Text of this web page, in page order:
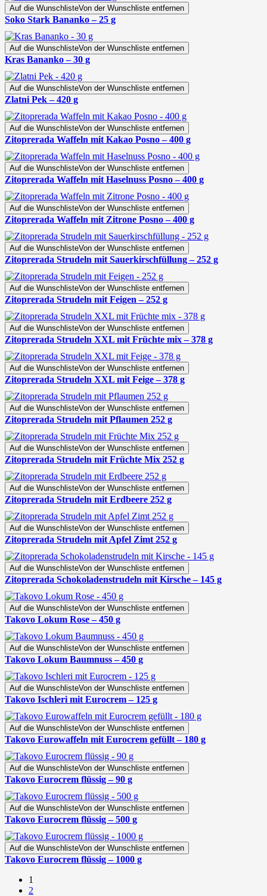
Auf die WunschlisteVon der Wunschliste entfernen
Soko Stark Bananko – 25 g
Auf die WunschlisteVon der Wunschliste entfernen
Kras Bananko – 30 g
Auf die WunschlisteVon der Wunschliste entfernen
Zlatni Pek – 420 g
Auf die WunschlisteVon der Wunschliste entfernen
Zitoprerada Waffeln mit Kakao Posno – 400 g
Auf die WunschlisteVon der Wunschliste entfernen
Zitoprerada Waffeln mit Haselnuss Posno – 400 g
Auf die WunschlisteVon der Wunschliste entfernen
Zitoprerada Waffeln mit Zitrone Posno – 400 g
Auf die WunschlisteVon der Wunschliste entfernen
Zitoprerada Strudeln mit Sauerkirschfüllung – 252 g
Auf die WunschlisteVon der Wunschliste entfernen
Zitoprerada Strudeln mit Feigen – 252 g
Auf die WunschlisteVon der Wunschliste entfernen
Zitoprerada Strudeln XXL mit Früchte mix – 378 g
Auf die WunschlisteVon der Wunschliste entfernen
Zitoprerada Strudeln XXL mit Feige – 378 g
Auf die WunschlisteVon der Wunschliste entfernen
Zitoprerada Strudeln mit Pflaumen 252 g
Auf die WunschlisteVon der Wunschliste entfernen
Zitoprerada Strudeln mit Früchte Mix 252 g
Auf die WunschlisteVon der Wunschliste entfernen
Zitoprerada Strudeln mit Erdbeere 252 g
Auf die WunschlisteVon der Wunschliste entfernen
Zitoprerada Strudeln mit Apfel Zimt 252 g
Auf die WunschlisteVon der Wunschliste entfernen
Zitoprerada Schokoladenstrudeln mit Kirsche – 145 g
Auf die WunschlisteVon der Wunschliste entfernen
Takovo Lokum Rose – 450 g
Auf die WunschlisteVon der Wunschliste entfernen
Takovo Lokum Baumnuss – 450 g
Auf die WunschlisteVon der Wunschliste entfernen
Takovo Ischleri mit Eurocrem – 125 g
Auf die WunschlisteVon der Wunschliste entfernen
Takovo Eurowaffeln mit Eurocrem gefüllt – 180 g
Auf die WunschlisteVon der Wunschliste entfernen
Takovo Eurocrem flüssig – 90 g
Auf die WunschlisteVon der Wunschliste entfernen
Takovo Eurocrem flüssig – 500 g
Auf die WunschlisteVon der Wunschliste entfernen
Takovo Eurocrem flüssig – 1000 g
1
2